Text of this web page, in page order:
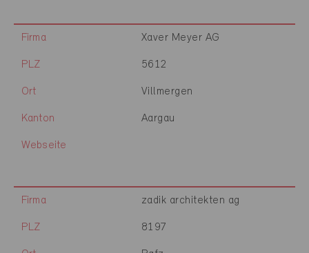
Firma Xaver Meyer AG
PLZ 5612
Ort Villmergen
Kanton Aargau
Webseite
Firma zadik architekten ag
PLZ 8197